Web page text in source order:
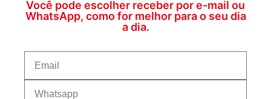
Você pode escolher receber por e-mail ou
WhatsApp, como for melhor para o seu dia
a dia.